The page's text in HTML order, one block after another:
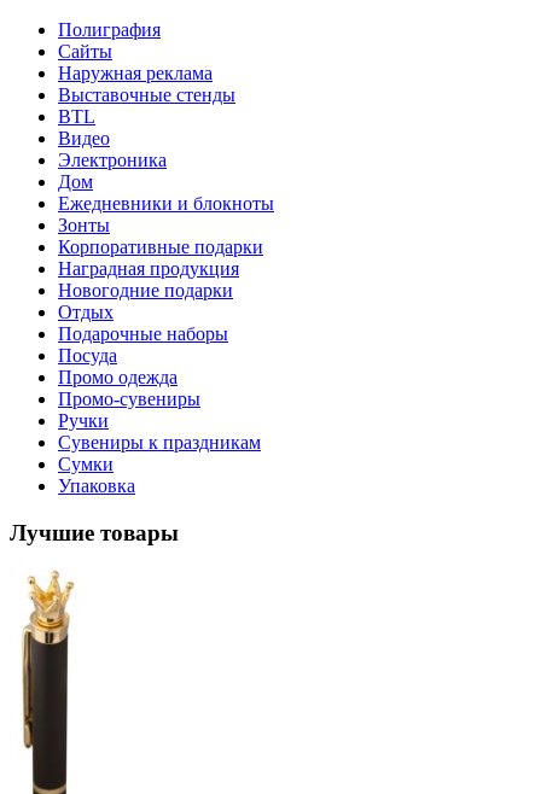
Полиграфия
Сайты
Наружная реклама
Выставочные стенды
BTL
Видео
Электроника
Дом
Ежедневники и блокноты
Зонты
Корпоративные подарки
Наградная продукция
Новогодние подарки
Отдых
Подарочные наборы
Посуда
Промо одежда
Промо-сувениры
Ручки
Сувениры к праздникам
Сумки
Упаковка
Лучшие товары